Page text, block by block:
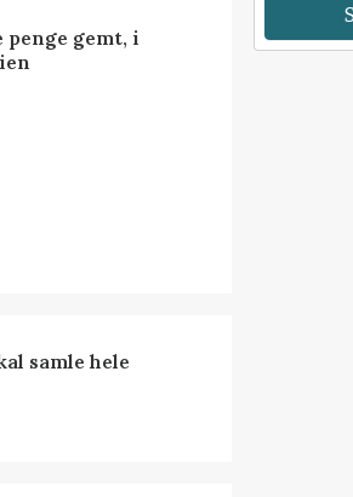
gemt, i
samle hele